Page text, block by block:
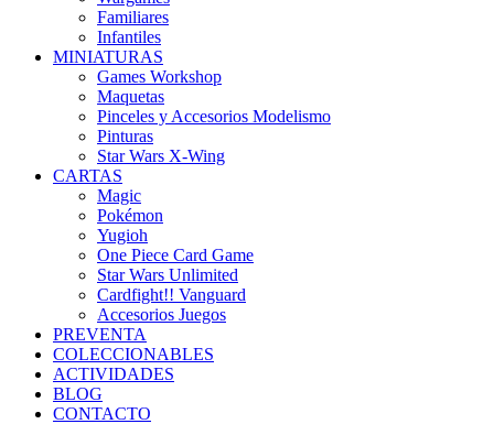
Familiares
Infantiles
MINIATURAS
Games Workshop
Maquetas
Pinceles y Accesorios Modelismo
Pinturas
Star Wars X-Wing
CARTAS
Magic
Pokémon
Yugioh
One Piece Card Game
Star Wars Unlimited
Cardfight!! Vanguard
Accesorios Juegos
PREVENTA
COLECCIONABLES
ACTIVIDADES
BLOG
CONTACTO